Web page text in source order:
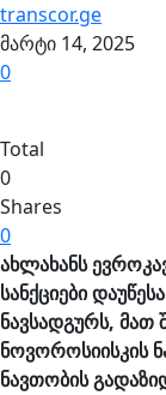
transcor.ge
მარტი 14, 2025
0
Total
0
Shares
0
ახლახანს
სანქციები
ნავსადგურს, მათ
ნოვოროსიისკის
ნავთობის